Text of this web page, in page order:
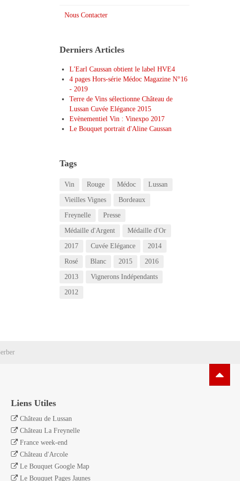
Nous Contacter
Derniers Articles
L'Earl Caussan obtient le label HVE4
4 pages Hors-série Médoc Magazine N°16
- 2019
Terre de Vins sélectionne Château de
Lussan Cuvée Elégance 2015
Evènementiel Vin : Vinexpo 2017
Le Bouquet portrait d'Aline Caussan
Tags
Vin Rouge Médoc Lussan
Vieilles Vignes Bordeaux
Freynelle Presse
Médaille d'Argent Médaille d'Or
2017 Cuvée Elégance 2014
Rosé Blanc 2015 2016
2013 Vignerons Indépendants
2012
Liens Utiles
Château de Lussan
Château La Freynelle
France week-end
Château d'Arcole
Le Bouquet Google Map
Le Bouquet Pages Jaunes